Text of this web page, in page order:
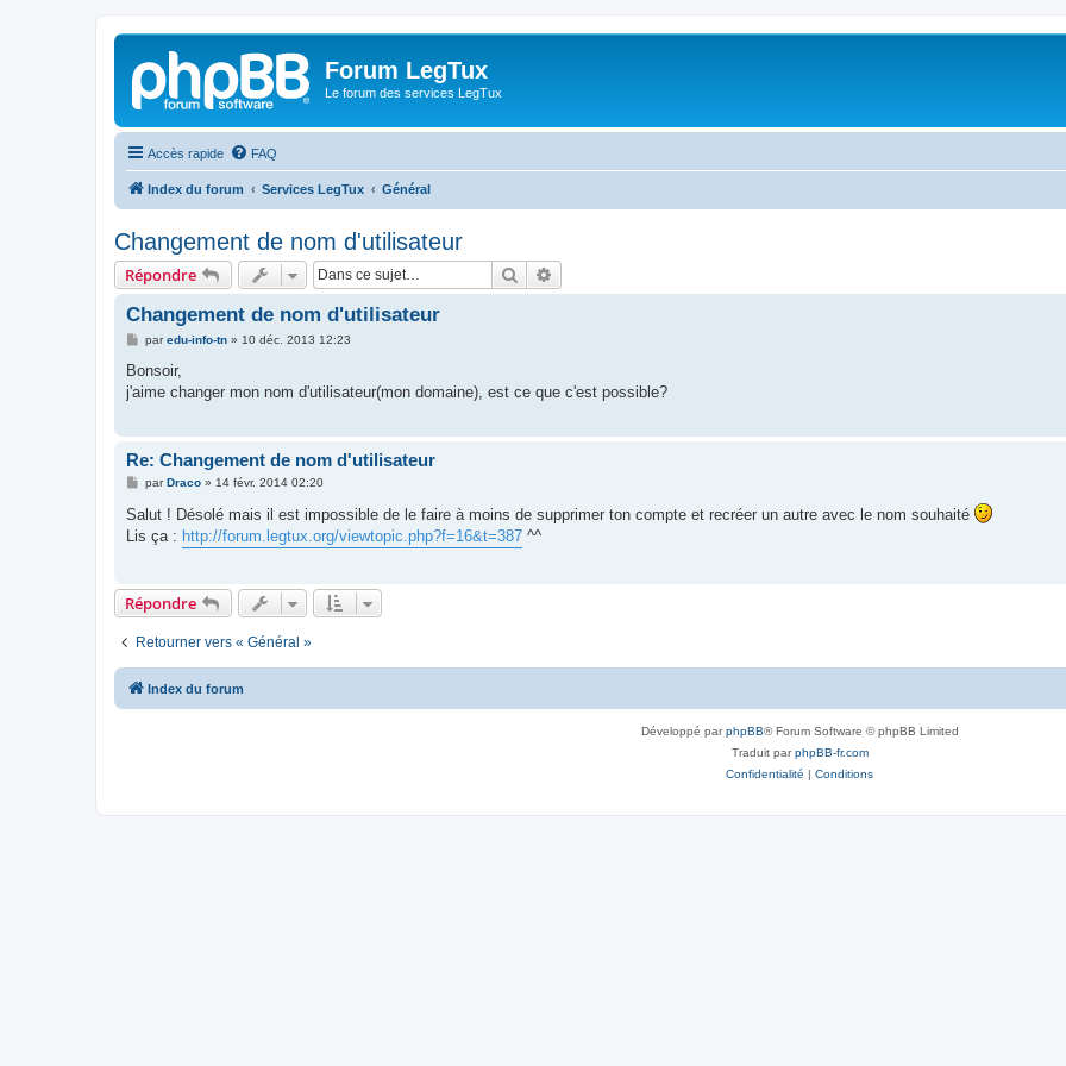
Forum LegTux
Le forum des services LegTux
Accès rapide FAQ
Index du forum Services LegTux Général
Changement de nom d'utilisateur
Répondre Rechercher
Changement de nom d'utilisateur
M
s
a
paredu-info-tn» 10 déc. 2013 12:23
Bonsoir,
j'aime changer mon nom d'utilisateur(mon domaine), est ce que c'est possible?
Re: Changement de nom d'utilisateur
M
s
s
a
parDraco» 14 févr. 2014 02:20
Salut ! Désolé mais il est impossible de le faire à moins de supprimer ton compte et recréer un autre avec le nom souhaité
Lis ça : http://forum.legtux.org/viewtopic.php?f=16&t=387 ^^
Répondre
Retourner vers « Général »
Index du forum
Développé parphpBB® Forum Software © phpBB Limited
Traduit parphpBB-fr.com
Confidentialité | Conditions